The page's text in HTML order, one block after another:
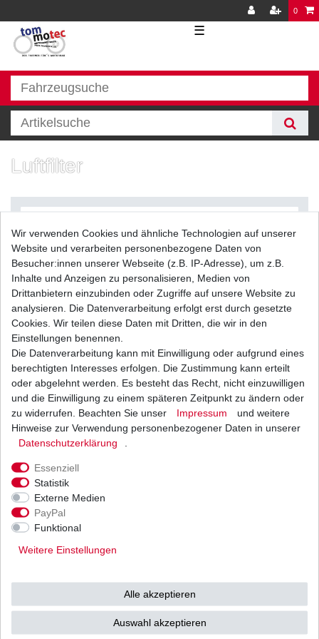
0
☰
Luftfilter
Filter
Luftfilter Hiflo Yamaha FZS 600 Fazer RJ02 1998
- 2003
UVP 21,90 € 17,87 € *
1 Stück | 17,87 € / Stück
inkl. ges. MwSt. zzgl.
Versand
Ab einem Warenwert von
500 Euro versenden wir
53783 Eitorf (
unbedingt Termin
Wir verwenden Cookies und ähnliche Technologien auf unserer
Website und verarbeiten personenbezogene Daten von
Besucher:innen unserer Webseite (z.B. IP-Adresse), um z.B.
Inhalte und Anzeigen zu personalisieren, Medien von
Drittanbietern einzubinden oder Zugriffe auf unsere Website zu
analysieren. Die Datenverarbeitung erfolgt erst durch gesetzte
Cookies. Wir teilen diese Daten mit Dritten, die wir in den
Einstellungen benennen.
Die Datenverarbeitung kann mit Einwilligung oder aufgrund eines
berechtigten Interesses erfolgen. Die Zustimmung kann erteilt
oder abgelehnt werden. Es besteht das Recht, nicht einzuwilligen
und die Einwilligung zu einem späteren Zeitpunkt zu ändern oder
zu widerrufen. Beachten Sie unser
Impressum
und weitere
Hinweise zur Verwendung personenbezogener Daten in unserer
Daten­schutz­erklärung
Essenziell
Statistik
Externe Medien
PayPal
Funktional
Weitere Einstellungen
Alle akzeptieren
Auswahl akzeptieren